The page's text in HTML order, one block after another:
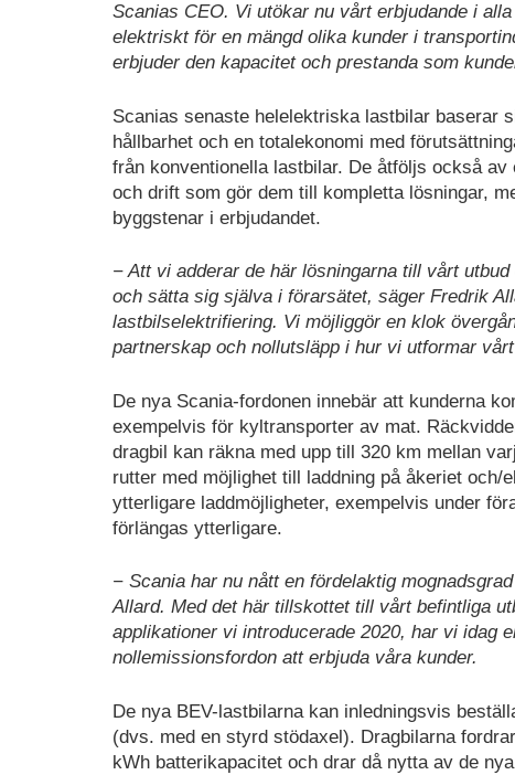
Scanias CEO. Vi utökar nu vårt erbjudande i
elektriskt för en mängd olika kunder i
erbjuder den kapacitet och prestanda som
Scanias senaste helelektriska lastbilar baserar
hållbarhet och en totalekonomi med
från konventionella lastbilar. De åtföljs också
och drift som gör dem till kompletta lösningar,
byggstenar i erbjudandet.
− Att vi adderar de här lösningarna till vårt
och sätta sig själva i förarsätet, säger Fredrik
lastbilselektrifiering. Vi möjliggör en klok
partnerskap och nollutsläpp i hur vi utformar
De nya Scania-fordonen innebär att kunderna
exempelvis för kyltransporter av mat.
dragbil kan räkna med upp till 320 km mellan
rutter med möjlighet till laddning på åkeriet
ytterligare laddmöjligheter, exempelvis under
förlängas ytterligare.
− Scania har nu nått en fördelaktig
Allard. Med det här tillskottet till vårt befintliga
applikationer vi introducerade 2020, har vi idag
nollemissionsfordon att erbjuda våra kunder.
De nya BEV-lastbilarna kan inledningsvis
(dvs. med en styrd stödaxel). Dragbilarna
kWh batterikapacitet och drar då nytta av de